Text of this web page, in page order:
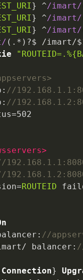
} ^/imart/
} ^/imart/
} ^/imart/
: //
: //
502
>
ROUTEID
: //
balancer :
Connection}